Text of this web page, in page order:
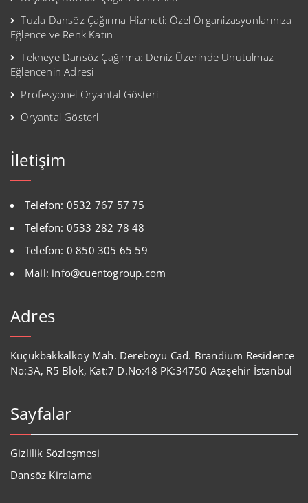
Tuzla Dansöz Çağırma Hizmeti: Özel Organizasyonlarınıza
Eğlence ve Renk Katın
Tekneye Dansöz Çağırma: Deniz Üzerinde Unutulmaz
Eğlencenin Adresi
Profesyonel Oryantal Gösteri
Oryantal Gösteri
İletişim
Telefon: 0532 767 57 75
Telefon: 0533 282 78 48
Telefon: 0 850 305 65 59
Mail: info@cuentogroup.com
Adres
Küçükbakkalköy Mah. Dereboyu Cad. Brandium Residence
No:3A, R5 Blok, Kat:7 D.No:48 PK:34750 Ataşehir İstanbul
Sayfalar
Gizlilik Sözleşmesi
Dansöz Kiralama